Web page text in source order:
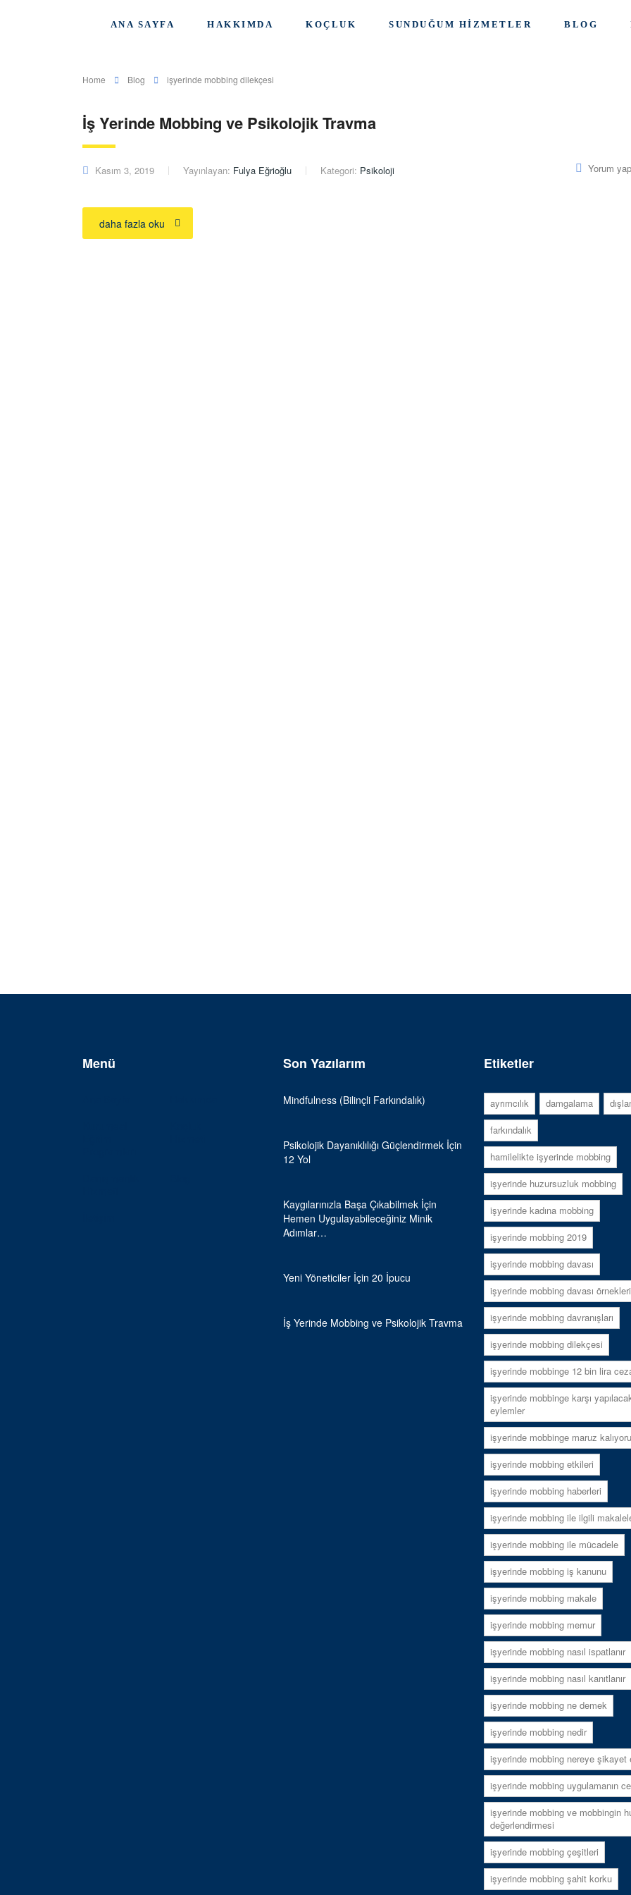
ANA SAYFA HAKKIMDA KOÇLUK SUNDUĞUM HIZMETLER BLOG
Home Blog işyerinde mobbing dilekçesi
İş Yerinde Mobbing ve Psikolojik Travma
Kasım 3, 2019 Yayınlayan: Fulya Eğrioğlu Kategori: Psikoloji Yorum
daha fazla oku
Menü Son Yazılarım
Mindfulness (Bilinçli Farkındalık)
Psikolojik Dayanıklılığı Güçlendirmek İçin
12 Yol
Kaygılarınızla Başa Çıkabilmek İçin
Hemen Uygulayabileceğiniz Minik
Adımlar…
Yeni Yöneticiler İçin 20 İpucu
İş Yerinde Mobbing ve Psikolojik Travma
Etiketler
ayrımcılık damgalama
farkındalık
hamilelikte işyerinde mobbing
işyerinde huzursuzluk mobbing
işyerinde kadına mobbing
işyerinde mobbing 2019
işyerinde mobbing davası
işyerinde mobbing davası örnekleri
işyerinde mobbing davranışları
işyerinde mobbing dilekçesi
işyerinde mobbinge 12 bin lira
işyerinde mobbinge karşı
eylemler
işyerinde mobbinge maruz
işyerinde mobbing etkileri
işyerinde mobbing haberleri
işyerinde mobbing ile ilgili
işyerinde mobbing ile mücadele
işyerinde mobbing iş kanunu
işyerinde mobbing makale
işyerinde mobbing memur
işyerinde mobbing nasıl ispatlanır
işyerinde mobbing nasıl kanıtlanır
işyerinde mobbing ne demek
işyerinde mobbing nedir
işyerinde mobbing nereye şikayet
işyerinde mobbing uygulamanın
işyerinde mobbing ve mobbingin
değerlendirmesi
işyerinde mobbing çeşitleri
işyerinde mobbing şahit korku